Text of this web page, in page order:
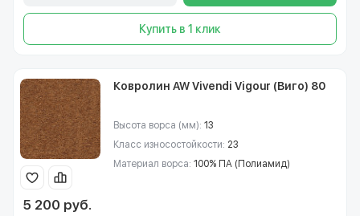
Купить в 1 клик
Ковролин AW Vivendi Vigour (Виго) 80
Высота ворса (мм): 13
Класс износостойкости: 23
Материал ворса: 100% ПА (Полиамид)
5 200 руб.